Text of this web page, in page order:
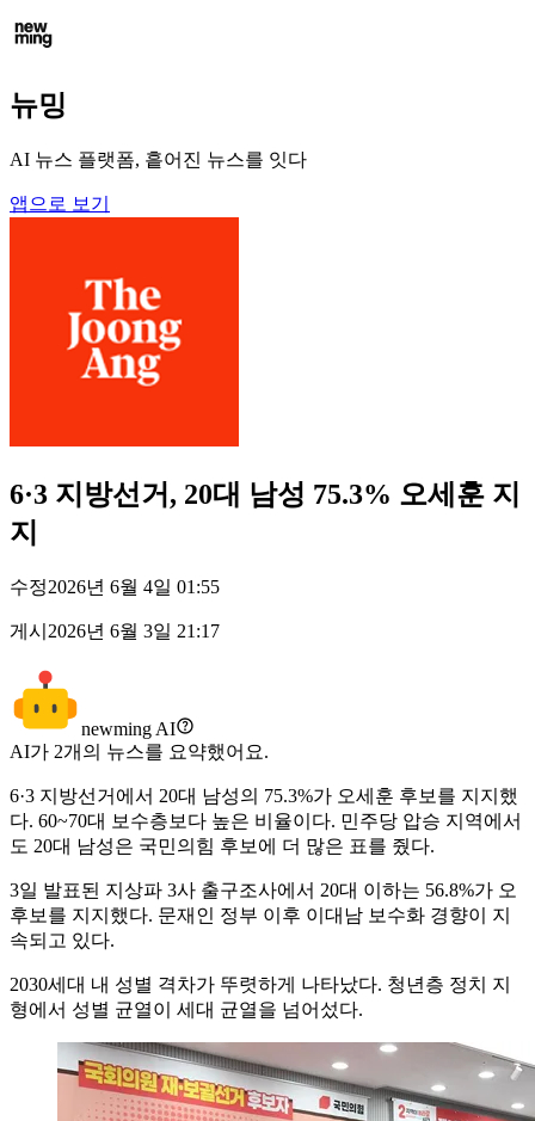
뉴밍
AI 뉴스 플랫폼, 흩어진 뉴스를 잇다
앱으로 보기
6·3 지방선거, 20대 남성 75.3% 오세훈 지
지
수정2026년 6월 4일 01:55
게시 2026년 6월 3일 21:17
newming AI
AI가 2개의 뉴스를 요약했어요.
6·3 지방선거에서 20대 남성의 75.3%가 오세훈 후보를 지지했
다. 60~70대 보수층보다 높은 비율이다. 민주당 압승 지역에서
도 20대 남성은 국민의힘 후보에 더 많은 표를 줬다.
3일 발표된 지상파 3사 출구조사에서 20대 이하는 56.8%가 오
후보를 지지했다. 문재인 정부 이후 이대남 보수화 경향이 지
속되고 있다.
2030세대 내 성별 격차가 뚜렷하게 나타났다. 청년층 정치 지
형에서 성별 균열이 세대 균열을 넘어섰다.